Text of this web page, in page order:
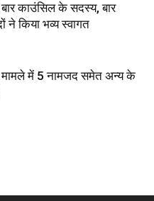
बार काउंसिल के सदस्य, बार
ने किया भव्य स्वागत
में 5 नामजद समेत अन्य के